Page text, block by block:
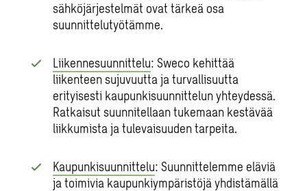
sähköjärjestelmät ovat tärkeä osa
suunnittelutyötämme.
Liikennesuunnittelu: Sweco kehittää
liikenteen sujuvuutta ja turvallisuutta
erityisesti kaupunkisuunnittelun yhteydessä.
Ratkaisut suunnitellaan tukemaan kestävää
liikkumista ja tulevaisuuden tarpeita.
Kaupunkisuunnittelu: Suunnittelemme eläviä
ja toimivia kaupunkiympäristöjä yhdistämällä